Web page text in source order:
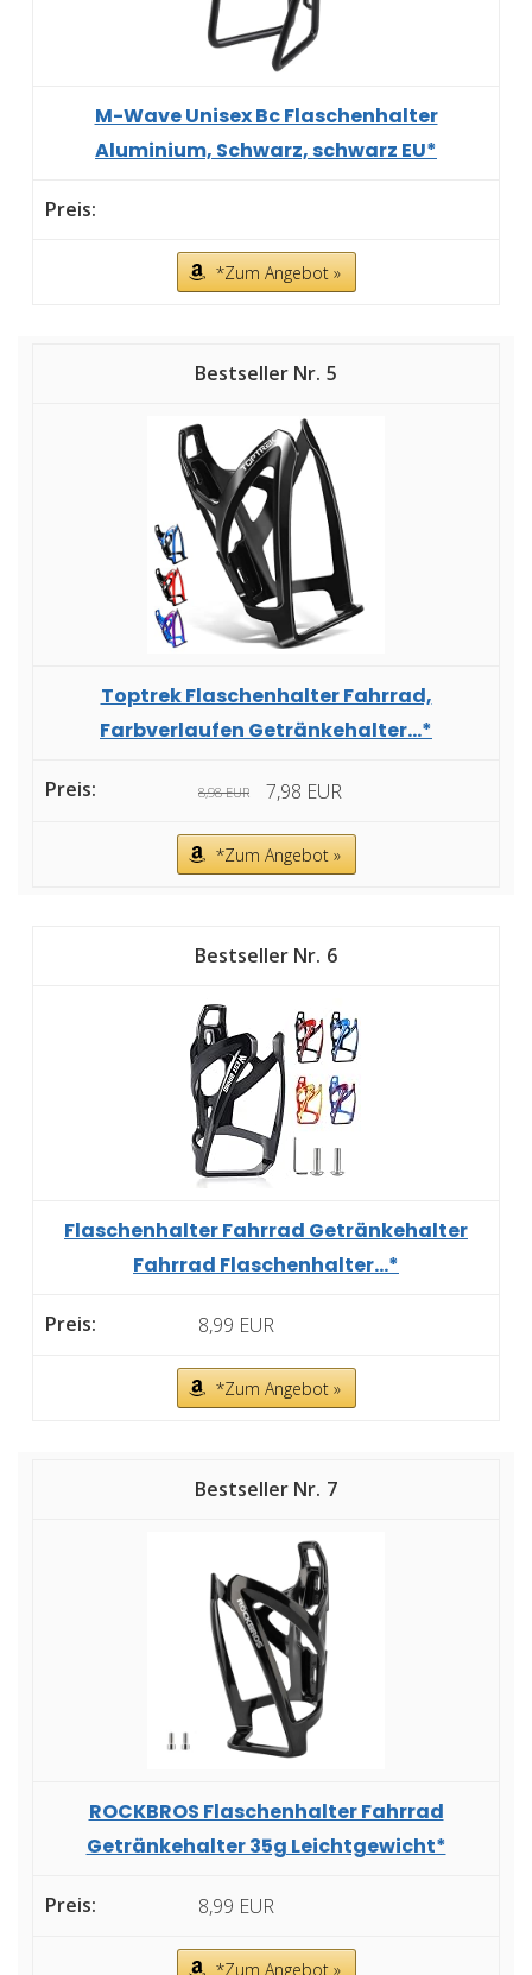
M-Wave Unisex Bc Flaschenhalter
Aluminium, Schwarz, schwarz EU*
*Zum Angebot »
5
Toptrek Flaschenhalter Fahrrad,
Farbverlaufen Getränkehalter...*
8,98 EUR 7,98 EUR
*Zum Angebot »
6
Flaschenhalter Fahrrad Getränkehalter
Fahrrad Flaschenhalter...*
8,99 EUR
*Zum Angebot »
7
ROCKBROS Flaschenhalter Fahrrad
Getränkehalter 35g Leichtgewicht*
8,99 EUR
*Zum Angebot »